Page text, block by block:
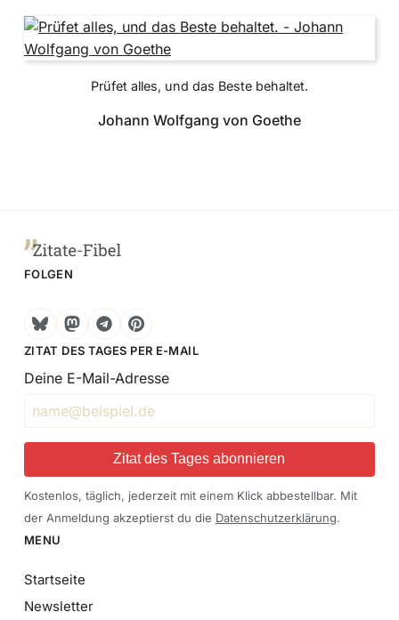
Prüfet alles, und das Beste behaltet.
Johann Wolfgang von Goethe
FOLGEN
BlueskyMastodon
TelegramPinterest
ZITAT DES TAGES PER E-MAIL
Deine E-Mail-Adresse
Zitat des Tages abonnieren
Kostenlos, täglich, jederzeit mit einem Klick abbestellbar. Mit
der Anmeldung akzeptierst du die Datenschutzerklärung.
MENU
Startseite
Newsletter